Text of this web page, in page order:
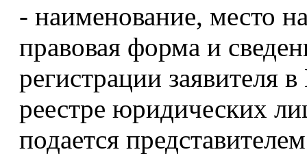
- наименование, место
правовая форма и
регистрации заявителя
реестре юридических
подается